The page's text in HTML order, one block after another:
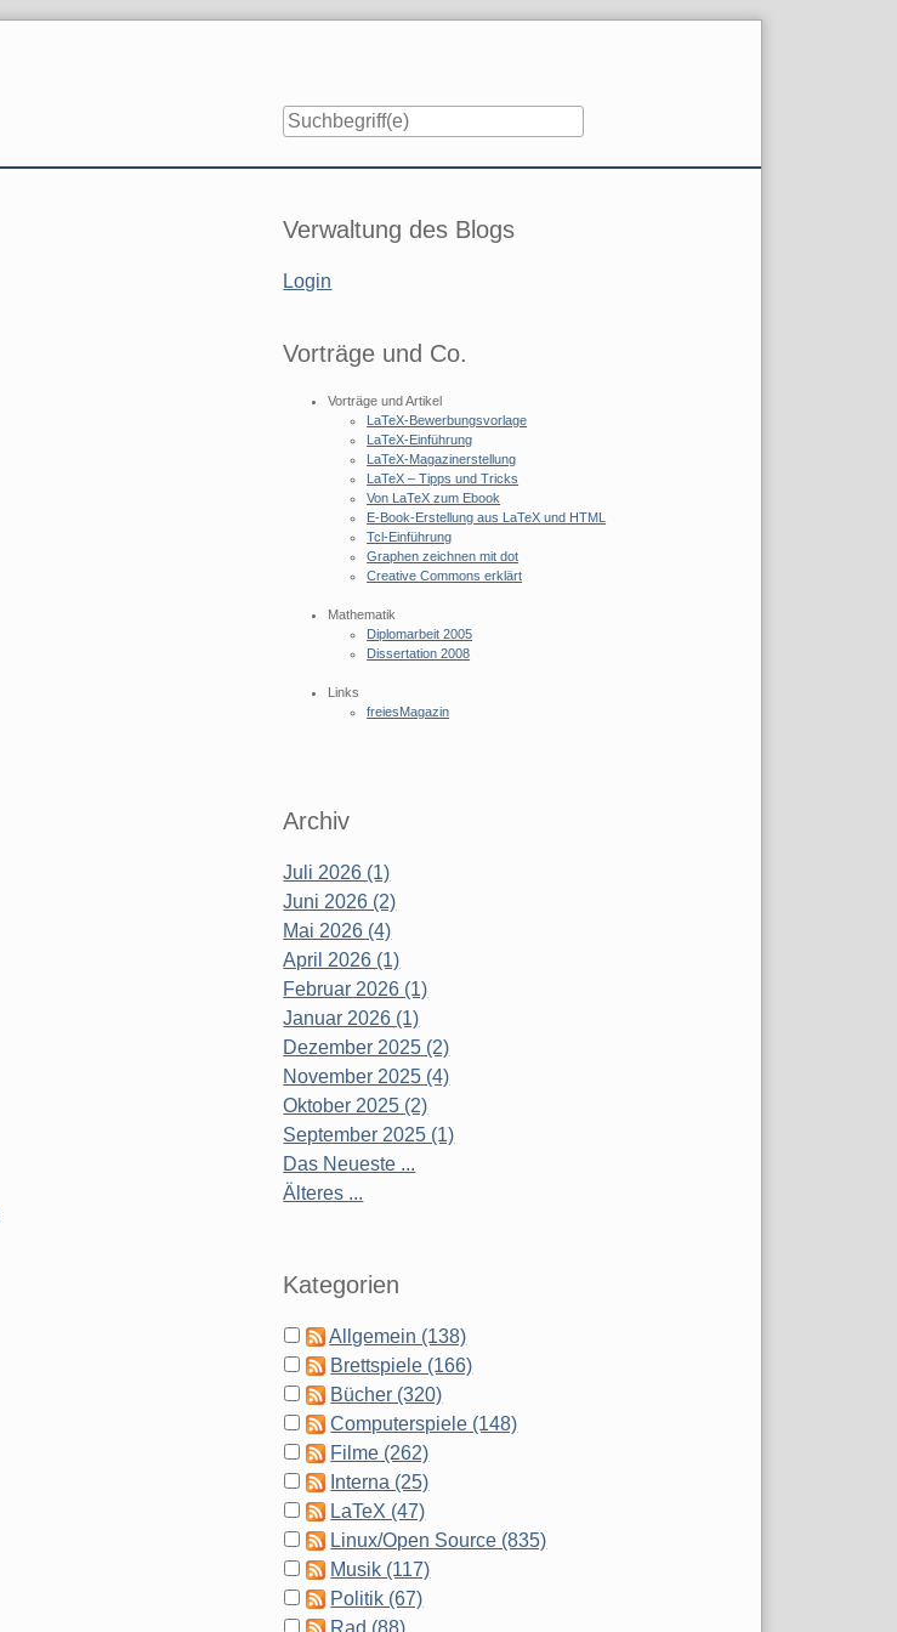
Seitenleiste
Verwaltung des Blogs
Login
Vorträge und Co.
Vorträge und Artikel
LaTeX-Bewerbungsvorlage
LaTeX-Einführung
LaTeX-Magazinerstellung
LaTeX – Tipps und Tricks
Von LaTeX zum Ebook
E-Book-Erstellung aus LaTeX und HTML
Tcl-Einführung
Graphen zeichnen mit dot
Creative Commons erklärt
Mathematik
Diplomarbeit 2005
Dissertation 2008
Links
freiesMagazin
Archiv
Juli 2026 (1)
Juni 2026 (2)
Mai 2026 (4)
April 2026 (1)
Februar 2026 (1)
Januar 2026 (1)
Dezember 2025 (2)
November 2025 (4)
Oktober 2025 (2)
September 2025 (1)
Das Neueste ...
Älteres ...
Kategorien
Allgemein (138)
Brettspiele (166)
Bücher (320)
Computerspiele (148)
Filme (262)
Interna (25)
LaTeX (47)
Linux/Open Source (835)
Musik (117)
Politik (67)
Rad (88)